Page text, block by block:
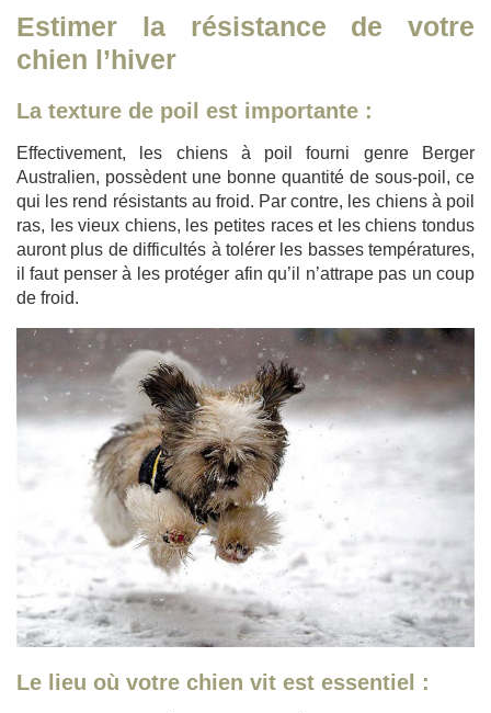
Estimer la résistance de votre
chien l’hiver
La texture de poil est importante :
Effectivement, les chiens à poil fourni genre Berger
Australien, possèdent une bonne quantité de sous-poil, ce
qui les rend résistants au froid. Par contre, les chiens à poil
ras, les vieux chiens, les petites races et les chiens tondus
auront plus de difficultés à tolérer les basses températures,
il faut penser à les protéger afin qu’il n’attrape pas un coup
de froid.
Le lieu où votre chien vit est essentiel :